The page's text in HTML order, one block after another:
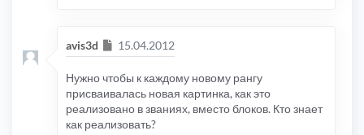
avis3d Сообщение
15.04.2012
Нужно чтобы к каждому новому рангу
присваивалась новая картинка, как это
реализовано в званиях, вместо блоков. Кто знает
как реализовать?